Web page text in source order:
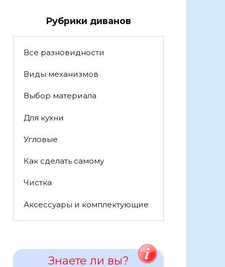
Рубрики диванов
Все разновидности
Виды механизмов
Выбор материала
Для кухни
Угловые
Как сделать самому
Чистка
Аксессуары и комплектующие
Знаете ли вы?